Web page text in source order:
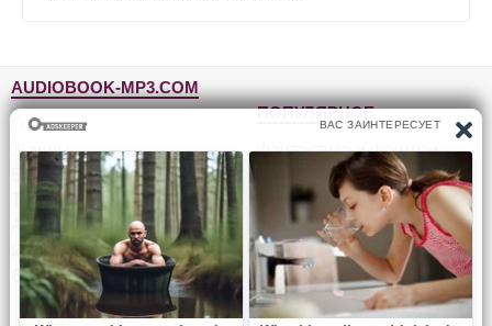
AUDIOBOOK-MP3.COM
Главная
Жанры
Блог
Топ-100
Авторы
Исполнители
Обратная связь
ПОПУЛЯРНОЕ
Фантастика и фэнтези
Детективы, триллеры
Для детей
Роман, проза
Приключения
Юмор, сатира